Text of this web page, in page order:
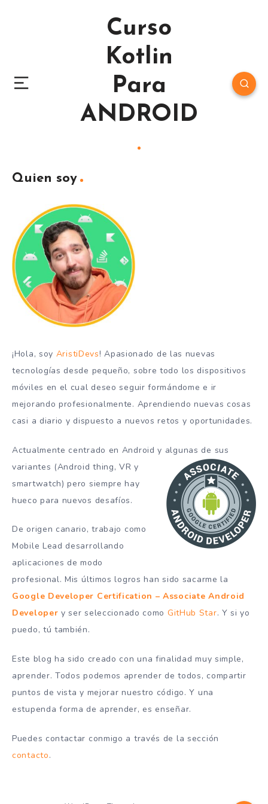
Curso
Kotlin
Para
ANDROID
Quien soy
¡Hola, soy AristiDevs! Apasionado de las nuevas
tecnologías desde pequeño, sobre todo los dispositivos
móviles en el cual deseo seguir formándome e ir
mejorando profesionalmente. Aprendiendo nuevas cosas
casi a diario y dispuesto a nuevos retos y oportunidades.
Actualmente centrado en Android y algunas de sus
variantes (Android thing, VR y
smartwatch) pero siempre hay
hueco para nuevos desafíos.
De origen canario, trabajo como
Mobile Lead desarrollando
aplicaciones de modo
profesional. Mis últimos logros han sido sacarme la
Google Developer Certification – Associate Android
Developer y ser seleccionado como GitHub Star. Y si yo
puedo, tú también.
Este blog ha sido creado con una finalidad muy simple,
aprender. Todos podemos aprender de todos, compartir
puntos de vista y mejorar nuestro código. Y una
estupenda forma de aprender, es enseñar.
Puedes contactar conmigo a través de la sección
contacto.